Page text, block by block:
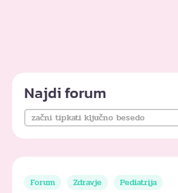
Najdi forum
Forum Zdravje
Pediatrija